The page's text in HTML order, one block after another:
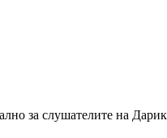
за слушателите на